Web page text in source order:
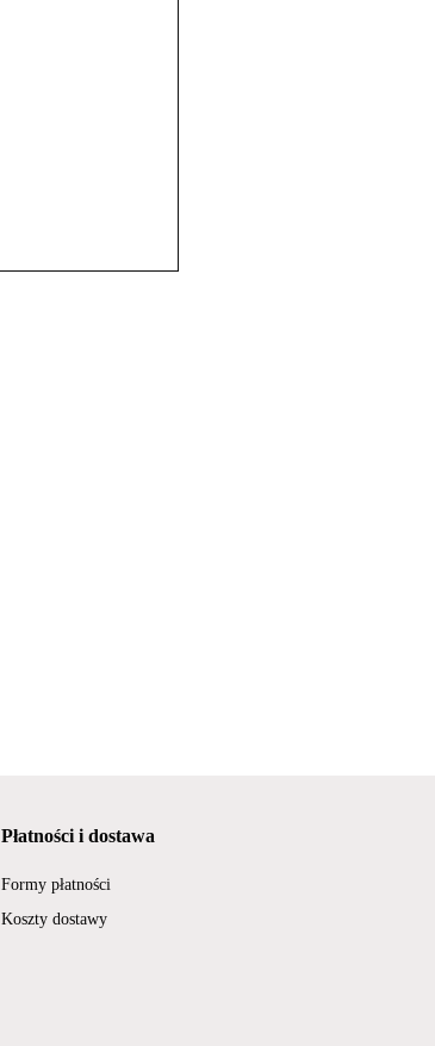
Płatności i dostawa
Formy płatności
Koszty dostawy